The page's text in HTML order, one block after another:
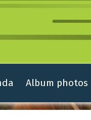
Album photos